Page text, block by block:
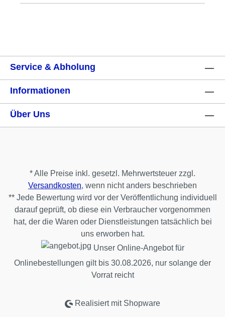
Service & Abholung
Informationen
Über Uns
* Alle Preise inkl. gesetzl. Mehrwertsteuer zzgl.
Versandkosten, wenn nicht anders beschrieben
** Jede Bewertung wird vor der Veröffentlichung individuell
darauf geprüft, ob diese ein Verbraucher vorgenommen
hat, der die Waren oder Dienstleistungen tatsächlich bei
uns erworben hat.
Unser Online-Angebot für
Onlinebestellungen gilt bis 30.08.2026, nur solange der
Vorrat reicht
Realisiert mit Shopware